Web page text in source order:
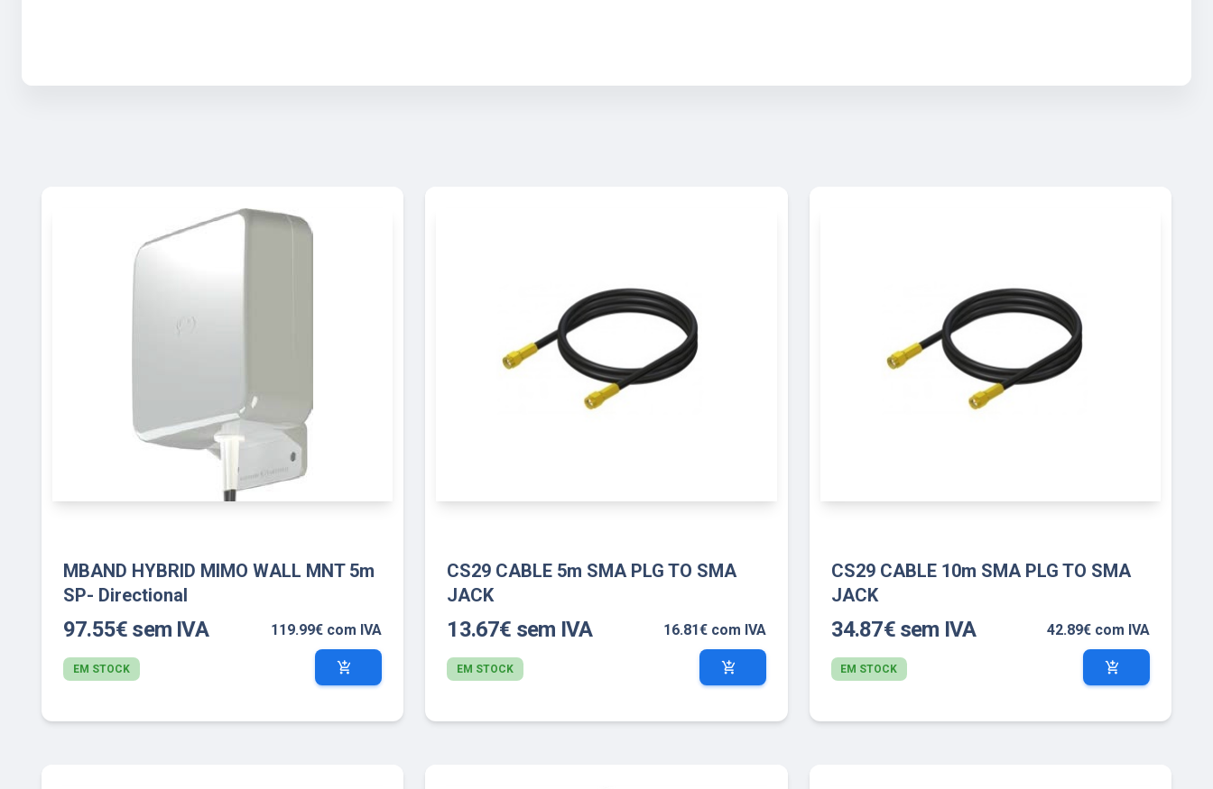
MBAND HYBRID MIMO WALL MNT 5m
SP- Directional
97.55€ sem IVA 119.99€ com IVA
EM STOCK add_shopping_cart
CS29 CABLE 5m SMA PLG TO SMA
JACK
13.67€ sem IVA 16.81€ com IVA
EM STOCK add_shopping_cart
CS29 CABLE 10m SMA PLG TO SMA
JACK
34.87€ sem IVA 42.89€ com IVA
EM STOCK add_shopping_cart